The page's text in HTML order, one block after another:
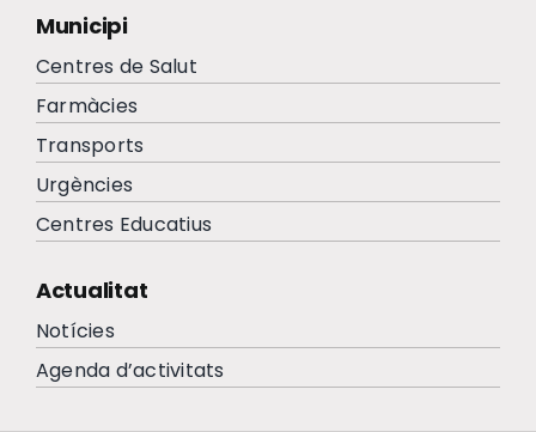
Municipi
Centres de Salut
Farmàcies
Transports
Urgències
Centres Educatius
Actualitat
Notícies
Agenda d’activitats